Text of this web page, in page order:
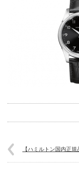
【ハミルトン国内正